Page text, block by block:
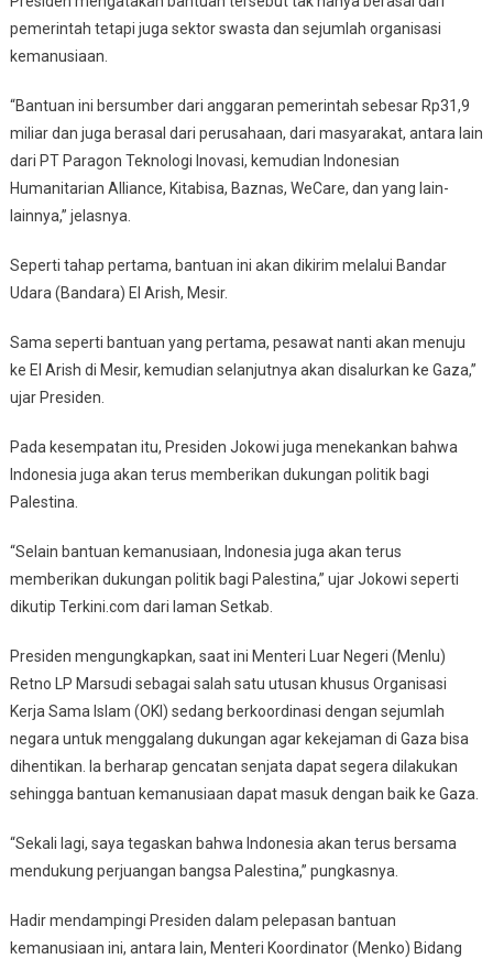
pemerintah tetapi juga sektor swasta dan sejumlah organisasi
kemanusiaan.
“Bantuan ini bersumber dari anggaran pemerintah sebesar Rp31,9
miliar dan juga berasal dari perusahaan, dari masyarakat, antara lain
dari PT Paragon Teknologi Inovasi, kemudian Indonesian
Humanitarian Alliance, Kitabisa, Baznas, WeCare, dan yang lain-
lainnya,” jelasnya.
Seperti tahap pertama, bantuan ini akan dikirim melalui Bandar
Udara (Bandara) El Arish, Mesir.
Sama seperti bantuan yang pertama, pesawat nanti akan menuju
ke El Arish di Mesir, kemudian selanjutnya akan disalurkan ke Gaza,”
ujar Presiden.
Pada kesempatan itu, Presiden Jokowi juga menekankan bahwa
Indonesia juga akan terus memberikan dukungan politik bagi
Palestina.
“Selain bantuan kemanusiaan, Indonesia juga akan terus
memberikan dukungan politik bagi Palestina,” ujar Jokowi seperti
dikutip Terkini.com dari laman Setkab.
Presiden mengungkapkan, saat ini Menteri Luar Negeri (Menlu)
Retno LP Marsudi sebagai salah satu utusan khusus Organisasi
Kerja Sama Islam (OKI) sedang berkoordinasi dengan sejumlah
negara untuk menggalang dukungan agar kekejaman di Gaza bisa
dihentikan. Ia berharap gencatan senjata dapat segera dilakukan
sehingga bantuan kemanusiaan dapat masuk dengan baik ke Gaza.
“Sekali lagi, saya tegaskan bahwa Indonesia akan terus bersama
mendukung perjuangan bangsa Palestina,” pungkasnya.
Hadir mendampingi Presiden dalam pelepasan bantuan
kemanusiaan ini, antara lain, Menteri Koordinator (Menko) Bidang